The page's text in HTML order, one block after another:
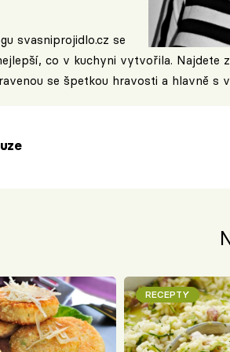
svasniprojidlo.cz se
co v kuchyni vytvořila. Najdete
se špetkou hravosti a hlavně s
RECEPTY